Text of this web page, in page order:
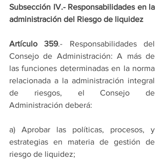
Subsección IV.- Responsabilidades en la
administración del Riesgo de liquidez
Artículo 359.- Responsabilidades del
Consejo de Administración: A más de
las funciones determinadas en la norma
relacionada a la administración integral
de riesgos, el Consejo de
Administración deberá:
a) Aprobar las políticas, procesos, y
estrategias en materia de gestión de
riesgo de liquidez;